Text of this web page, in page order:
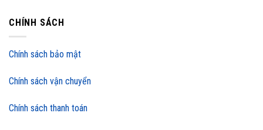
CHÍNH SÁCH
Chính sách bảo mật
Chính sách vận chuyển
Chính sách thanh toán